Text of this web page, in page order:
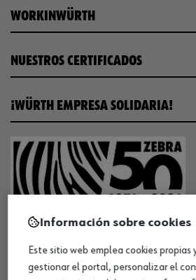
WORKINWÜRTH
NUESTROS CERTIFICADOS
¡WÜRTH EMPRESA SOLIDARIA!
¡DESCARGA NUESTRA APP!
Información sobre cookies
Este sitio web emplea cookies propias
gestionar el portal, personalizar el